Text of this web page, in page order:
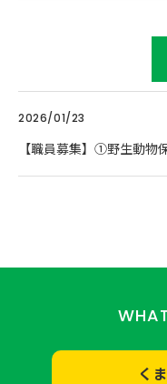
2026/01/23
【職員募集】①野生動物
く